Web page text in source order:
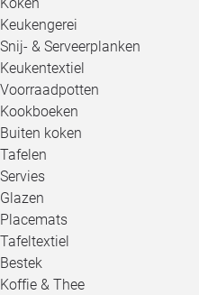
Keukengerei
Snij- & Serveerplanken
Keukentextiel
Voorraadpotten
Kookboeken
Buiten koken
Tafelen
Servies
Glazen
Placemats
Tafeltextiel
Bestek
Koffie & Thee